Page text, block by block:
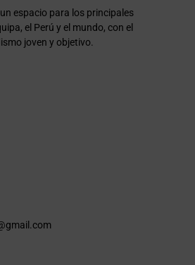
espacio para los principales
el Perú y el mundo, con el
joven y objetivo.